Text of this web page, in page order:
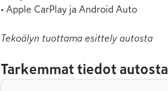
• Apple CarPlay ja Android Auto
Tekoälyn tuottama esittely autosta
Tarkemmat tiedot autosta